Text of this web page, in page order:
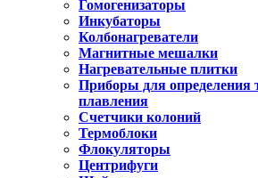
Гомогенизаторы
Инкубаторы
Колбонагреватели
Магнитные мешалки
Нагревательные плитки
Приборы для определения
плавления
Счетчики колоний
Термоблоки
Флокуляторы
Центрифуги